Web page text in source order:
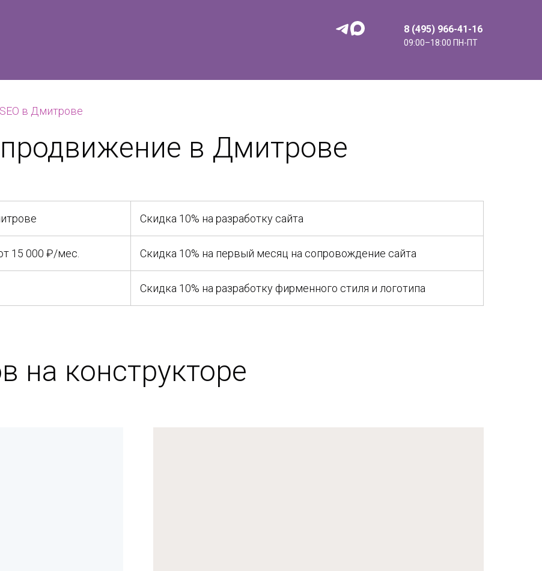
8 (495) 966-41-16
09:00–18:00 ПН-ПТ
в Дмитрове
в Дмитрове
Скидка 10% на разработку сайта
15 000 ₽/мес. Скидка 10% на первый месяц на сопровождение сайта
Скидка 10% на разработку фирменного стиля и логотипа
на конструкторе